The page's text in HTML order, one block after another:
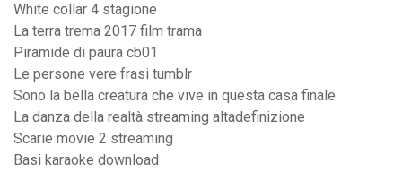
White collar 4 stagione
La terra trema 2017 film trama
Piramide di paura cb01
Le persone vere frasi tumblr
Sono la bella creatura che vive in questa casa finale
La danza della realtà streaming altadefinizione
Scarie movie 2 streaming
Basi karaoke download